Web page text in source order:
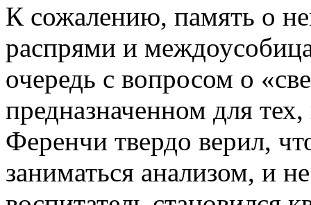
К сожалению, память о
распрями и
очередь с вопросом о
предназначенном для
Ференчи твердо верил,
заниматься анализом, и